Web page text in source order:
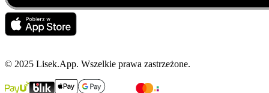
© 2025 Lisek.App. Wszelkie prawa zastrzeżone.